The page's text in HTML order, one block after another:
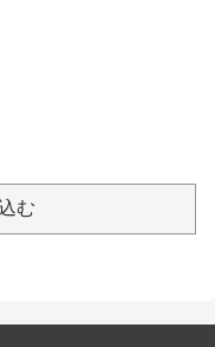
む